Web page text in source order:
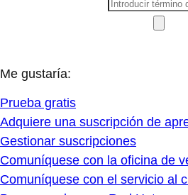
Me gustaría:
Prueba gratis
Adquiere una suscripción de
Gestionar suscripciones
Comuníquese con la oficina de
Comuníquese con el servicio al